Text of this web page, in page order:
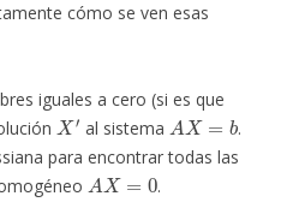
cómo se ven esas
iguales a cero (si es que
X′
al sistema
AX=b
.
para encontrar todas las
AX=0
.